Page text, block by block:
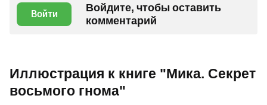
Войти
Войдите, чтобы оставить
комментарий
Иллюстрация к книге "Мика. Секрет
восьмого гнома"